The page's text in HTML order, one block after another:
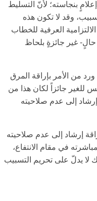
بنجاسته؛ لأنّ التسليط
وقد لا تكون هذه
العرفية للخطاب
حالٍ- غير جائزةٍ بلحاظ
من الأمر بإراقة المرق
للغير جائزاً لكان هذا من
إرشاد إلى عدم صلاحيته
إرشاد إلى عدم صلاحيته
في مقام الانتفاع،
لا يدلّ على تحريم التسبيب